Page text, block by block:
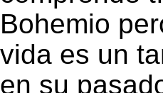
Bohemio
vida es un
en su